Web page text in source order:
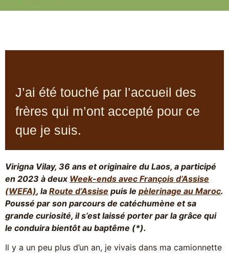
J’ai été touché par l’accueil des
frères qui m’ont accepté pour ce
que je suis.
Virigna Vilay, 36 ans et originaire du Laos, a participé
en 2023 à deux Week-ends avec François d’Assise
(WEFA), la Route d’Assise puis le pèlerinage au Maroc.
Poussé par son parcours de catéchumène et sa
grande curiosité, il s’est laissé porter par la grâce qui
le conduira bientôt au baptême (*).
Il y a un peu plus d’un an, je vivais dans ma camionnette